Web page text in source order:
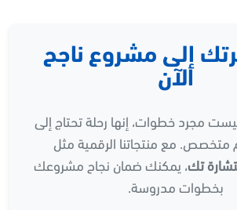
إلى مشروع ناجح
الآن
مجرد خطوات، إنها رحلة تحتاج إلى
مع منتجاتنا الرقمية مثل
تك، يمكنك ضمان نجاح مشروعك
بخطوات مدروسة.